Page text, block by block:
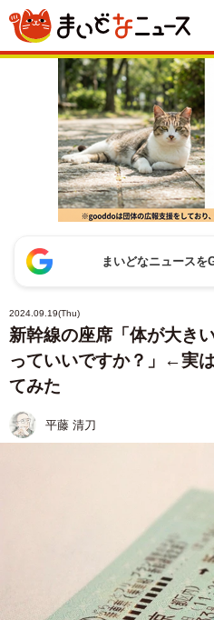
まいどなニュース
2024.09.19(Thu)
新幹線の座席「体が大き
っていいですか？」←実
てみた
平藤 清刀